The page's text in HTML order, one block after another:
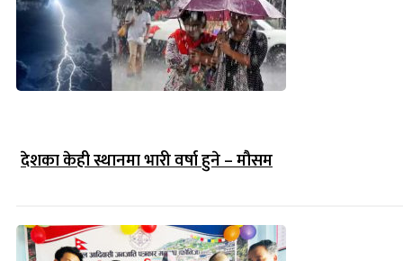
देशका केही स्थानमा भारी वर्षा हुने – मौसम